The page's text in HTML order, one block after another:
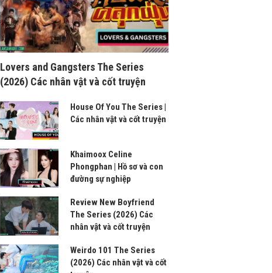
Lovers and Gangsters The Series
(2026) Các nhân vật và cốt truyện
House Of You The Series |
Các nhân vật và cốt truyện
Khaimoox Celine
Phongphan | Hồ sơ và con
đường sự nghiệp
Review New Boyfriend
The Series (2026) Các
nhân vật và cốt truyện
Weirdo 101 The Series
(2026) Các nhân vật và cốt